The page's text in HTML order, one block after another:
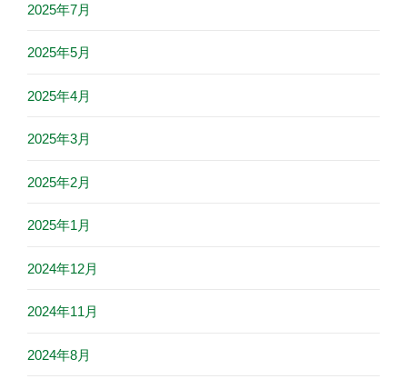
2025年7月
2025年5月
2025年4月
2025年3月
2025年2月
2025年1月
2024年12月
2024年11月
2024年8月